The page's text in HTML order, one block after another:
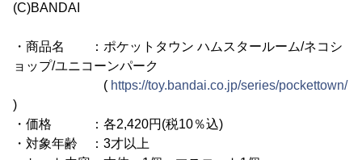
(C)BANDAI
・商品名 ：ポケットタウン ハムスタールーム/ネコシ
ョップ/ユニコーンパーク
( https://toy.bandai.co.jp/series/pockettown/
)
・価格 ：各2,420円(税10％込)
・対象年齢 ：3才以上